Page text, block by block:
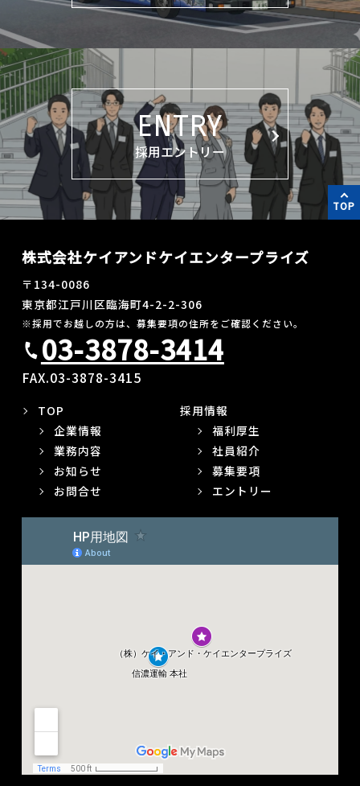
ENTRY
採用エントリー
TOP
株式会社ケイアンドケイエンタープライズ
〒134-0086
東京都江戸川区臨海町4-2-2-306
※採用でお越しの方は、募集要項の住所をご確認ください。
call03-3878-3414
FAX.03-3878-3415
TOP
企業情報
業務内容
お知らせ
お問合せ
採用情報
福利厚生
社員紹介
募集要項
エントリー